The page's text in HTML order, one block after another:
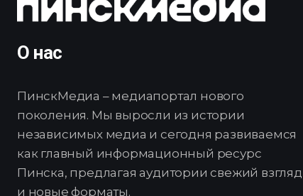
О нас
ПинскМедиа – медиапортал нового
поколения. Мы выросли из истории
независимых медиа и сегодня развиваемся
как главный информационный ресурс
Пинска, предлагая аудитории свежий взгляд
и новые форматы.